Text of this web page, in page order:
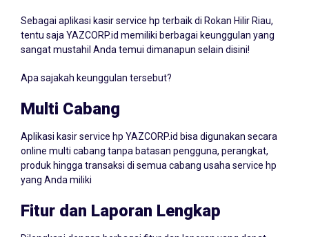
tentu saja YAZCORP.id memiliki berbagai keunggulan yang
sangat mustahil Anda temui dimanapun selain disini!
Multi Cabang
online multi cabang tanpa batasan pengguna, perangkat,
produk hingga transaksi di semua cabang usaha service hp
yang Anda miliki
Fitur dan Laporan Lengkap